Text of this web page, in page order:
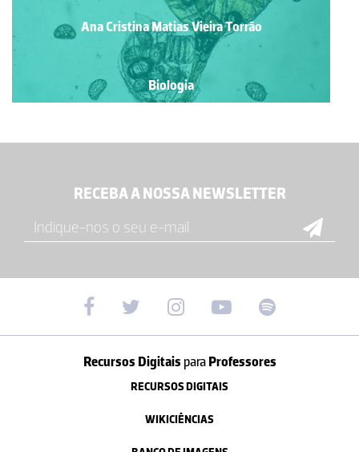
Ana Cristina Matias Vieira Torrão
Biologia
RECEBA A NOSSA NEWSLETTER
Recursos Digitais paraProfessores
RECURSOS DIGITAIS
WIKICIÊNCIAS